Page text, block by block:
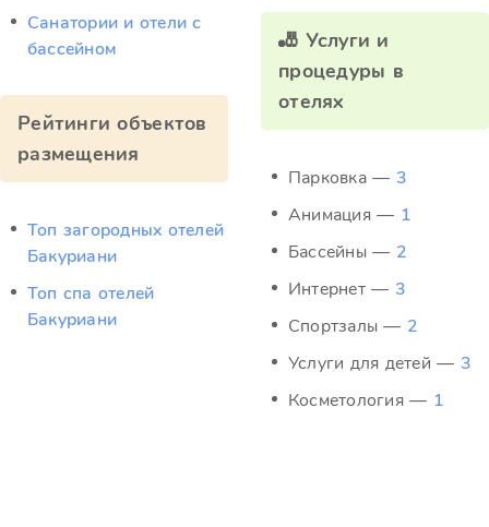
Санатории и отели с
бассейном
Рейтинги объектов
размещения
Топ загородных отелей
Бакуриани
Топ спа отелей
Бакуриани
🎳 Услуги и
процедуры в
отелях
Парковка — 3
Анимация — 1
Бассейны — 2
Интернет — 3
Спортзалы — 2
Услуги для детей — 3
Косметология — 1